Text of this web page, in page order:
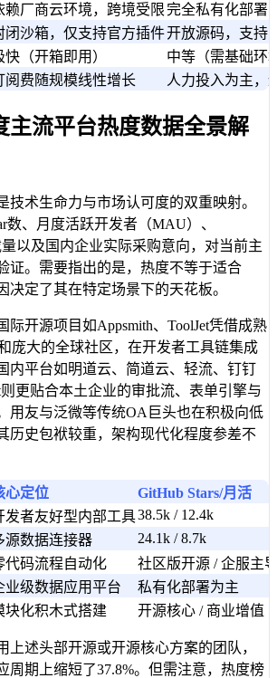
赖厂商云环境，跨境受限完全私有化部署
闭沙箱，仅支持官方插件开放源码，支持
快（开箱即用）
中等（需基础环
阅费随规模线性增长 人力投入为主，
主流平台热度数据全景解
技术生命力与市场认可度的双重映射。
数、月度活跃开发者（MAU）、
以及国内企业实际采购意向，对当前主
证。需要指出的是，热度不等于适合
决定了其在特定场景下的天花板。
际开源项目如Appsmith、ToolJet凭借成熟
庞大的全球社区，在开发者工具链集成
内平台如明道云、简道云、轻流、钉钉
更贴合本土企业的审批流、表单引擎与
用友与泛微等传统OA巨头也在积极向低
历史包袱较重，架构现代化程度参差不
心定位
GitHub Stars/月活
发者友好型内部工具38.5k / 12.4k
源数据连接器
24.1k / 8.7k
代码流程自动化
社区版开源 / 企服主
业级数据应用平台
私有化部署为主
块化积木式搭建 开源核心 / 商业增值
上述头部开源或开源核心方案的团队，
周期上缩短了37.8%。但需注意，热度榜